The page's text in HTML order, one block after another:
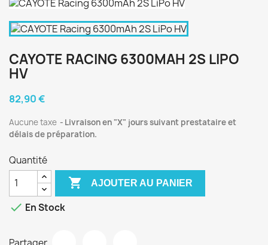
CAYOTE RACING 6300MAH 2S LIPO
HV
82,90 €
Aucune taxe
Livraison en "X" jours suivant prestataire et
délais de préparation.
Quantité
 AJOUTER AU PANIER
 En Stock